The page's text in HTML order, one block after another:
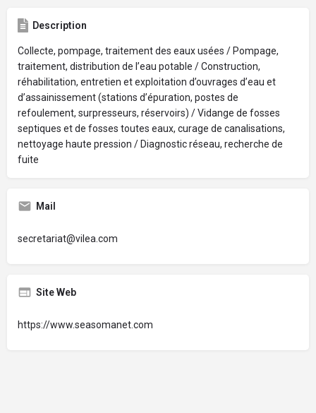
Description
Collecte, pompage, traitement des eaux usées / Pompage,
traitement, distribution de l’eau potable / Construction,
réhabilitation, entretien et exploitation d’ouvrages d’eau et
d’assainissement (stations d’épuration, postes de
refoulement, surpresseurs, réservoirs) / Vidange de fosses
septiques et de fosses toutes eaux, curage de canalisations,
nettoyage haute pression / Diagnostic réseau, recherche de
fuite
Mail
secretariat@vilea.com
Site Web
https://www.seasomanet.com